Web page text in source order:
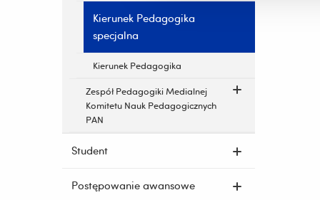
Kierunek Pedagogika
specjalna
Kierunek Pedagogika
Zespół Pedagogiki Medialnej
Komitetu Nauk Pedagogicznych
PAN
Student
Postępowanie awansowe